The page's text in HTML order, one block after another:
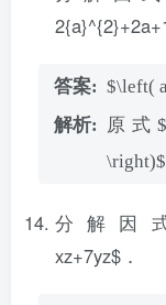
$\left(
原式
\right)$
分解因式
xz+7yz$．